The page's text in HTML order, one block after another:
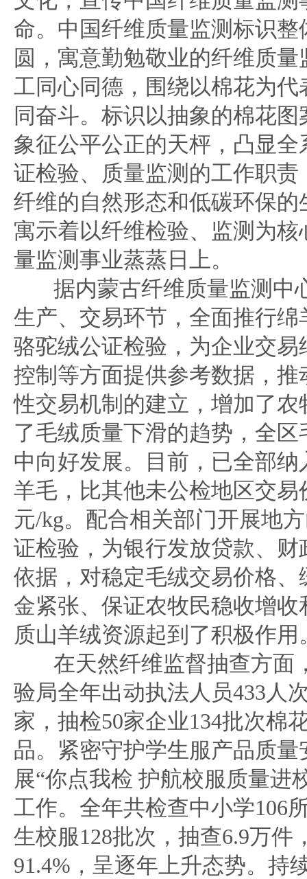
命。中国纤维质量监测标识整
圆，寓意勤勉敬业的纤维质
工同心同德，围绕以棉花为代
同奋斗。标识以抽象的棉花
象征公平公正的天枰，凸显全
证检验、质量监测的工作职责
纤维的自然形态和低碳环保的
寓示着以纤维检验、监测为核
量监测事业蒸蒸日上。
据内蒙古纤维质量监测中
生产、交易环节，全面推行绵
骆驼绒公证检验，为企业交易
控制等方面提供参考数据，推
性交易机制的建立，增加了农
了毛绒质量下滑的趋势，全
中向好发展。目前，已全部纳
羊毛，比其他未公检地区交易
元/kg。配合相关部门开展地
证检验，为银行发放贷款、财
依据，对稳定毛绒交易价格、
金紧张、保证农牧民稳收增收
质山羊绒资源起到了积极作用
在天然纤维监督抽查方面
验局全年出动执法人员433人
家，抽检50家企业134批次棉
品。紧密守护学生服产品质量
展“你点我检 护航校服质量进
工作。全年共检查中小学106
生校服128批次，抽查6.9万件
91.4%，呈逐年上升态势。持